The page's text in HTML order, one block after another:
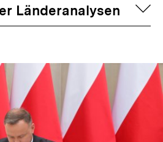
Länderanalysen